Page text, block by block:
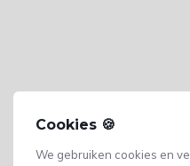
Cookies 🍪
We gebruiken cookies en